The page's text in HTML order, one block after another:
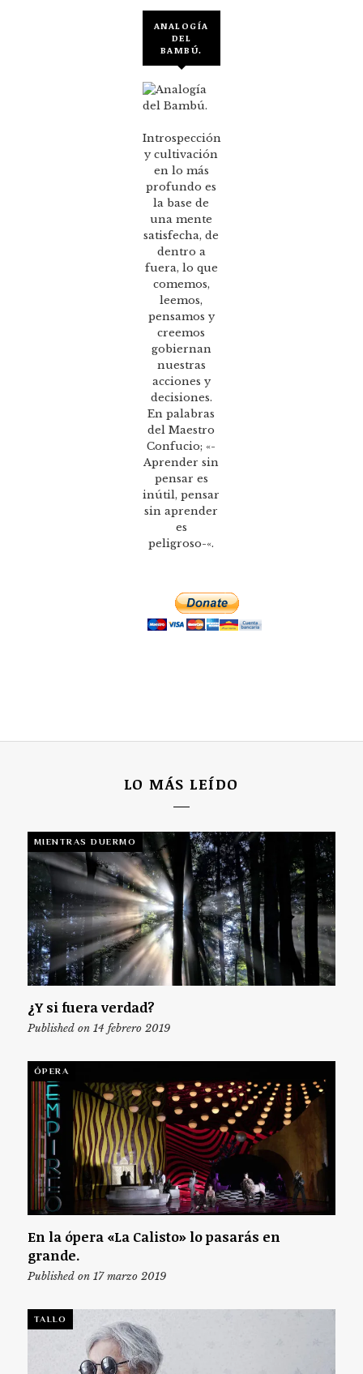
ANALOGÍA
DEL
BAMBÚ.
Introspección
y cultivación
en lo más
profundo es
la base de
una mente
satisfecha, de
dentro a
fuera, lo que
comemos,
leemos,
pensamos y
creemos
gobiernan
nuestras
acciones y
decisiones.
En palabras
del Maestro
Confucio; «-
Aprender sin
pensar es
inútil, pensar
sin aprender
es
peligroso-«.
LO MÁS LEÍDO
MIENTRAS DUERMO
¿Y si fuera verdad?
Published on 14 febrero 2019
ÓPERA
En la ópera «La Calisto» lo pasarás en
grande.
Published on 17 marzo 2019
TALLO